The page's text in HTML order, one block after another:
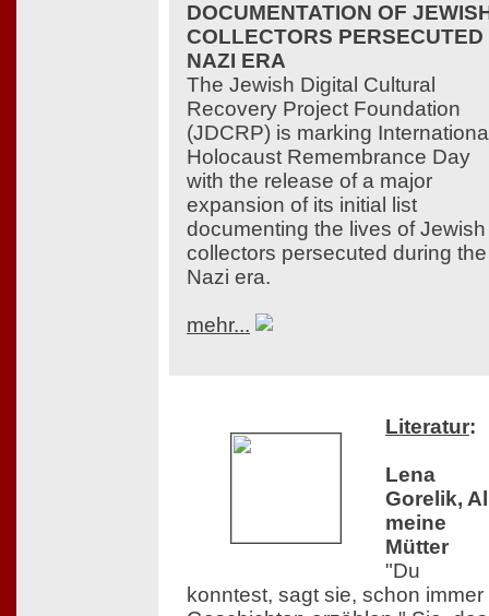
DOCUMENTATION OF
COLLECTORS PERSECUTED
NAZI ERA
The Jewish Digital Cultural
Recovery Project Foundation
(JDCRP) is marking
Holocaust Remembrance Day
with the release of a major
expansion of its initial list
documenting the lives of Jewish
collectors persecuted during the
Nazi era.
mehr...
Literatur:
Lena
Gorelik,
meine
Mütter
"Du
konntest, sagt sie, schon immer